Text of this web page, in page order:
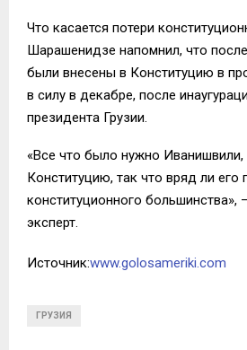
Что касается потери
Шарашенидзе напомнил, что
были внесены в Конституцию в
в силу в декабре, после
президента Грузии.
«Все что было нужно Иванишвили,
Конституцию, так что вряд ли его
конституционного большинства»,
эксперт.
Источник:www.golosameriki.com
ГРУЗИЯ